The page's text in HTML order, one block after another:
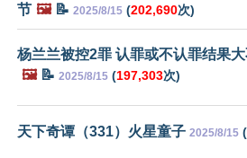
节 🖼️📝 2025/8/15 (202,690次)
杨兰兰被控2罪 认罪或不认罪结果大
🖼️📝 2025/8/15 (197,303次)
天下奇谭（331）火星童子 2025/8/15 (